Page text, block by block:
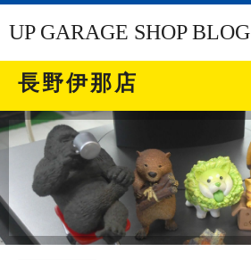
UP GARAGE SHOP BLOG
長野伊那店